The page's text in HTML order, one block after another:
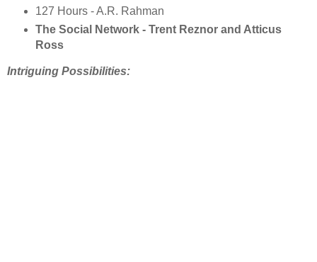
127 Hours - A.R. Rahman
The Social Network - Trent Reznor and Atticus
Ross
Intriguing Possibilities: